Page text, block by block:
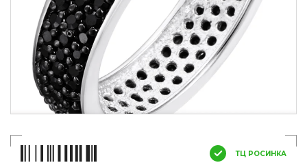
ТЦ РОСИНКА